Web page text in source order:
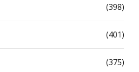
(398)
(401)
(375)